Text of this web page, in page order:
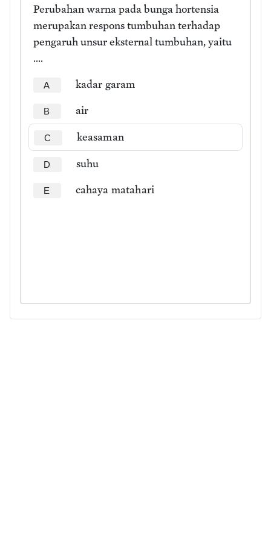
Perubahan warna pada bunga hortensia
merupakan respons tumbuhan terhadap
pengaruh unsur eksternal tumbuhan, yaitu
....
A kadar garam
B air
C keasaman
D suhu
E cahaya matahari